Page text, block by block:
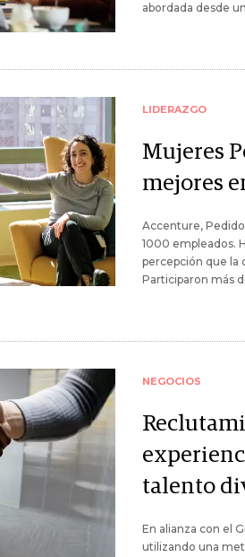
abordada desde
LIDERAZGO
Mujeres
mejores
Accenture,
1000 empleados.
percepción que la
Participaron más
NEGOCIOS
talento
En alianza con el
utilizando una